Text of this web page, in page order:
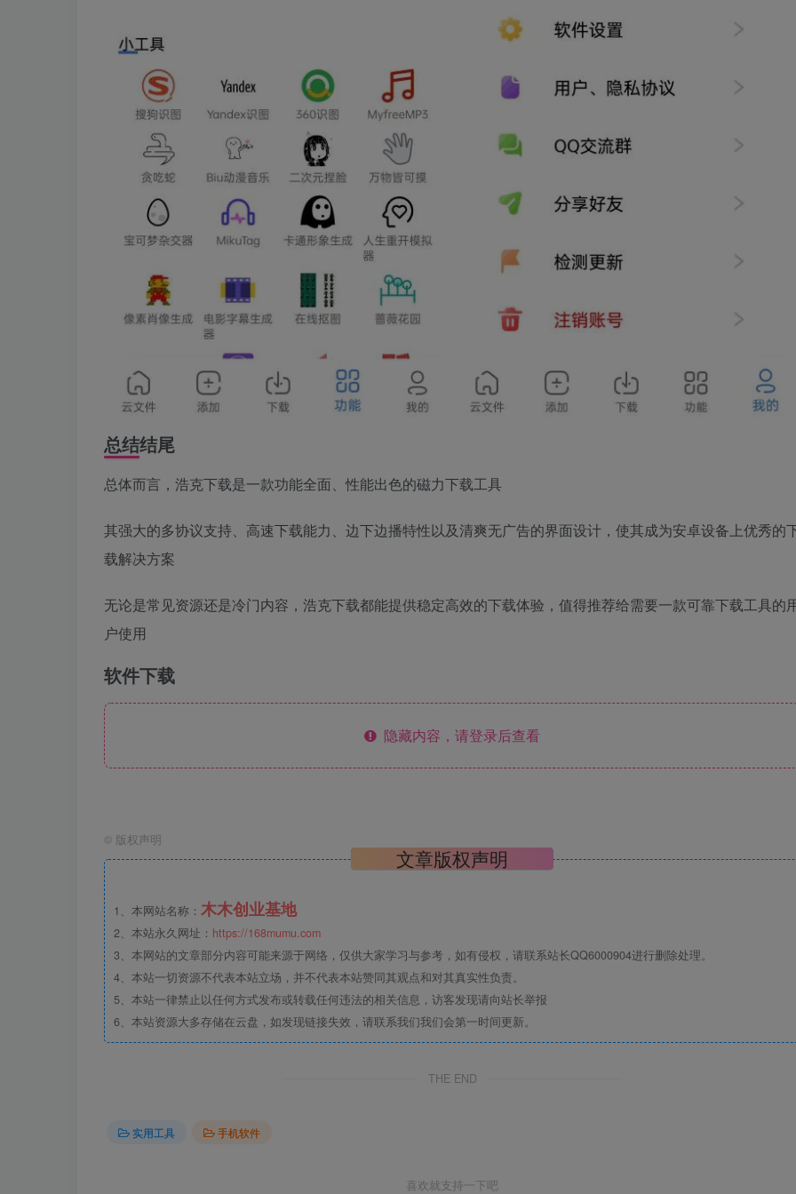
总结结尾
总体而言，浩克下载是一款功能全面、性能出色的磁力下载工具
其强大的多协议支持、高速下载能力、边下边播特性以及清爽无广告的界面设计，使其成为安卓设备上优秀的
载解决方案
无论是常见资源还是冷门内容，浩克下载都能提供稳定高效的下载体验，值得推荐给需要一款可靠下载工具的
户使用
软件下载
隐藏内容，请登录后查看
© 版权声明
文章版权声明
1、本网站名称： 木木创业基地
2、本站永久网址： https://168mumu.com
3、本网站的文章部分内容可能来源于网络，仅供大家学习与参考，如有侵权，请联系站长QQ6000904进行删除处理。
4、本站一切资源不代表本站立场，并不代表本站赞同其观点和对其真实性负责。
5、本站一律禁止以任何方式发布或转载任何违法的相关信息，访客发现请向站长举报
6、本站资源大多存储在云盘，如发现链接失效，请联系我们我们会第一时间更新。
THE END
实用工具 手机软件
喜欢就支持一下吧